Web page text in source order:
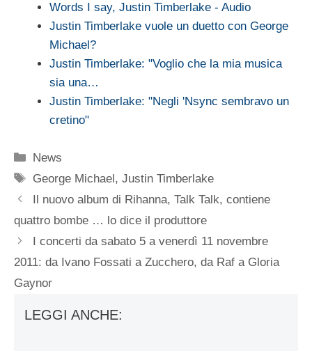
Words I say, Justin Timberlake - Audio
Justin Timberlake vuole un duetto con George
Michael?
Justin Timberlake: "Voglio che la mia musica
sia una…
Justin Timberlake: "Negli 'Nsync sembravo un
cretino"
Categorie
News
Tag
George Michael,Justin Timberlake
Il nuovo album di Rihanna, Talk Talk, contiene
quattro bombe … lo dice il produttore
I concerti da sabato 5 a venerdì 11 novembre
2011: da Ivano Fossati a Zucchero, da Raf a Gloria
Gaynor
LEGGI ANCHE: